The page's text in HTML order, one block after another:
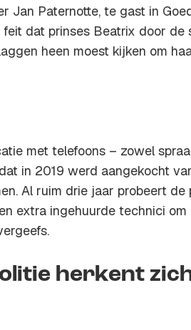
Jan Paternotte, te gast in
dat prinses Beatrix door de
heen moest kijken om
met telefoons – zowel
in 2019 werd aangekocht
Al ruim drie jaar probeert de
extra ingehuurde technici
herkent